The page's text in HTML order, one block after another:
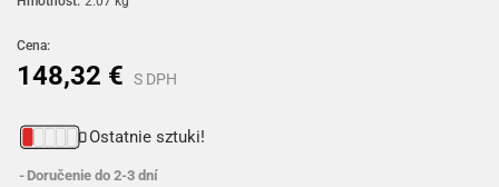
Cena:
148,32 € S DPH
Ostatnie sztuki!
Doručenie do 2-3 dní